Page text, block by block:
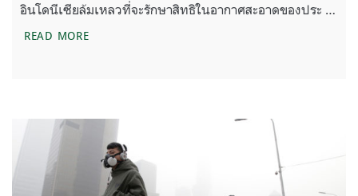
อินโดนีเซียล้มเหลวที่จะรักษาสิทธิในอากาศสะอาดของประ …
READ MOREประชาชนจาร์กาตาชนะคดีฟ้องร้องต่อรัฐในประเด็นอา